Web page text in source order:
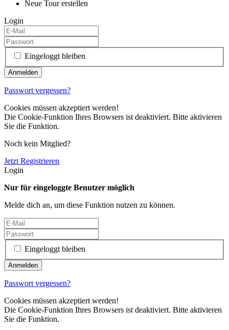
Neue Tour erstellen
Login
Eingeloggt bleiben
Passwort vergessen?
Cookies müssen akzeptiert werden!
Die Cookie-Funktion Ihres Browsers ist deaktiviert. Bitte aktivieren
Sie die Funktion.
Noch kein Mitglied?
Jetzt Registrieren
Login
Nur für eingeloggte Benutzer möglich
Melde dich an, um diese Funktion nutzen zu können.
Eingeloggt bleiben
Passwort vergessen?
Cookies müssen akzeptiert werden!
Die Cookie-Funktion Ihres Browsers ist deaktiviert. Bitte aktivieren
Sie die Funktion.